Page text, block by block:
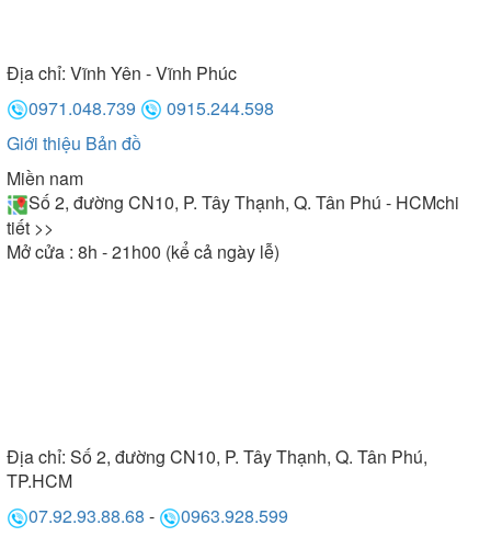
Địa chỉ: Vĩnh Yên - Vĩnh Phúc
0971.048.739
0915.244.598
Giới thiệu Bản đồ
Miền nam
Số 2, đường CN10, P. Tây Thạnh, Q. Tân Phú - HCMchi
tiết >>
Mở cửa : 8h - 21h00 (kể cả ngày lễ)
Địa chỉ: Số 2, đường CN10, P. Tây Thạnh, Q. Tân Phú,
TP.HCM
07.92.93.88.68 -
0963.928.599